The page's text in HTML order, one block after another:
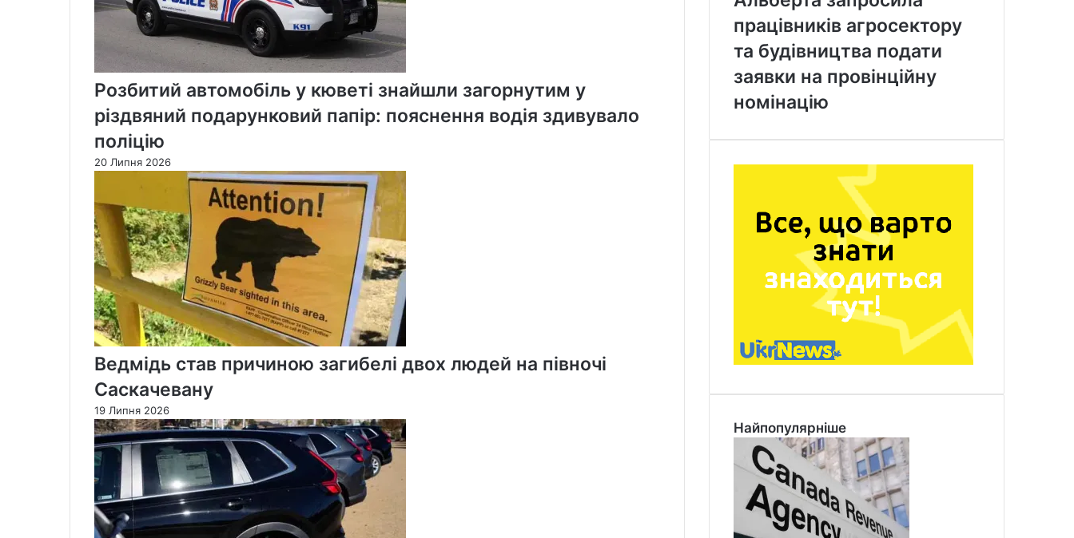
Розбитий автомобіль у кюветі знайшли загорнутим у
різдвяний подарунковий папір: пояснення водія здивувало
поліцію
20 Липня 2026
Ведмідь став причиною загибелі двох людей на півночі
Саскачевану
19 Липня 2026
працівників агросектору
та будівництва подати
заявки на провінційну
номінацію
Найпопулярніше